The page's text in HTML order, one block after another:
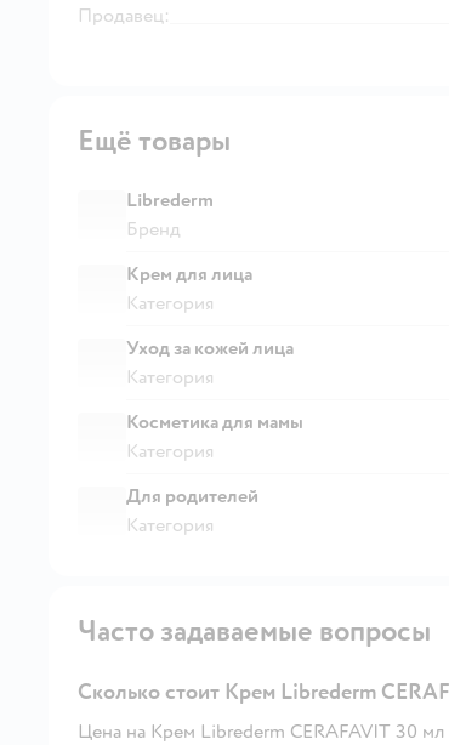
Продавец:
Ещё товары
Librederm
Бренд
Крем для лица
Категория
Уход за кожей лица
Категория
Косметика для мамы
Категория
Для родителей
Категория
Часто задаваемые вопросы
Сколько стоит Крем Librederm
Цена на Крем Librederm CERAFAVIT 30 мл